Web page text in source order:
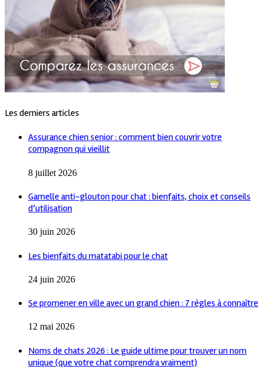
Les derniers articles
Assurance chien senior : comment bien couvrir votre
compagnon qui vieillit
8 juillet 2026
Gamelle anti-glouton pour chat : bienfaits, choix et conseils
d’utilisation
30 juin 2026
Les bienfaits du matatabi pour le chat
24 juin 2026
Se promener en ville avec un grand chien : 7 règles à connaître
12 mai 2026
Noms de chats 2026 : Le guide ultime pour trouver un nom
unique (que votre chat comprendra vraiment)